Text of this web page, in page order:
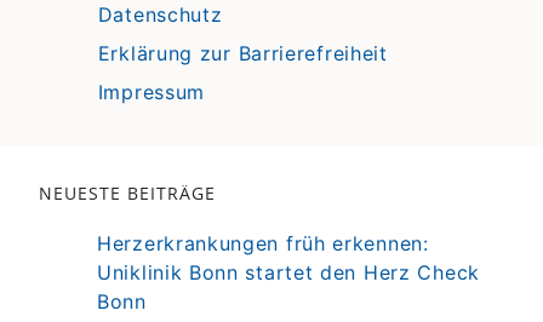
Datenschutz
Erklärung zur Barrierefreiheit
Impressum
NEUESTE BEITRÄGE
Herzerkrankungen früh erkennen:
Uniklinik Bonn startet den Herz Check
Bonn